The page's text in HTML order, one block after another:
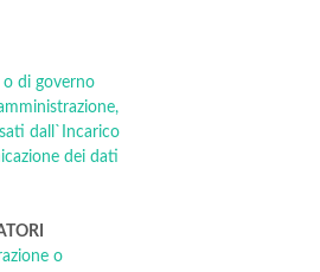
o di governo
dall`Incarico
dei dati
o